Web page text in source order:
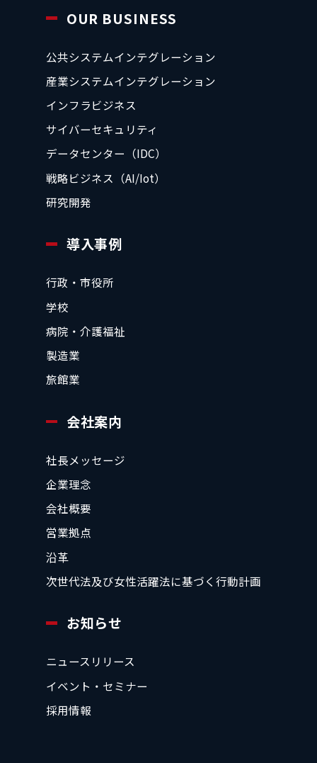
OUR BUSINESS
公共システムインテグレーション
産業システムインテグレーション
インフラビジネス
サイバーセキュリティ
データセンター（IDC）
戦略ビジネス（AI/Iot）
研究開発
導入事例
行政・市役所
学校
病院・介護福祉
製造業
旅館業
会社案内
社長メッセージ
企業理念
会社概要
営業拠点
沿革
次世代法及び女性活躍法に基づく行動計画
お知らせ
ニュースリリース
イベント・セミナー
採用情報